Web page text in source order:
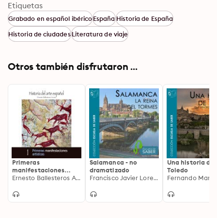
Etiquetas
Grabado en español ibéricoEspañaHistoria de España
Historia de ciudadesLiteratura de viaje
Otros también disfrutaron ...
Primeras
manifestaciones
artísticas
Ernesto Ballesteros Arranz
Salamanca - no
dramatizado
Francisco Javier Lorenzo
Una historia de
Toledo
Fernando